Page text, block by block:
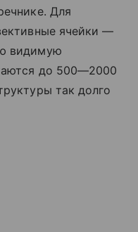
Для
ячейки —
видимую
до 500—2000
так долго